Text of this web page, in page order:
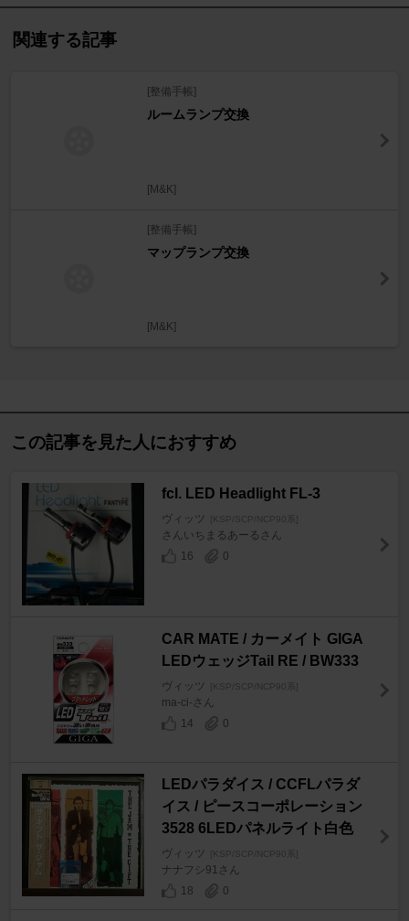
関連する記事
[整備手帳]
ルームランプ交換
[M&K]
[整備手帳]
マップランプ交換
[M&K]
この記事を見た人におすすめ
fcl. LED Headlight FL-3
ヴィッツ [KSP/SCP/NCP90系]
さんいちまるあーるさん
16
0
CAR MATE / カーメイト GIGA
LEDウェッジTail RE / BW333
ヴィッツ [KSP/SCP/NCP90系]
ma-ci-さん
14
0
LEDパラダイス / CCFLパラダ
イス / ピースコーポレーション
3528 6LEDパネルライト白色
ヴィッツ [KSP/SCP/NCP90系]
ナナフシ91さん
18
0